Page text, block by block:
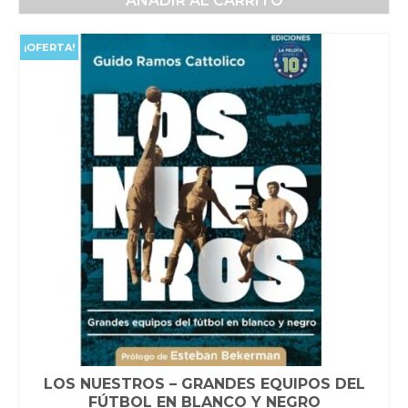
original
$40,000.00.$35,000.00.
¡OFERTA!
LOS NUESTROS – GRANDES EQUIPOS DEL
FÚTBOL EN BLANCO Y NEGRO